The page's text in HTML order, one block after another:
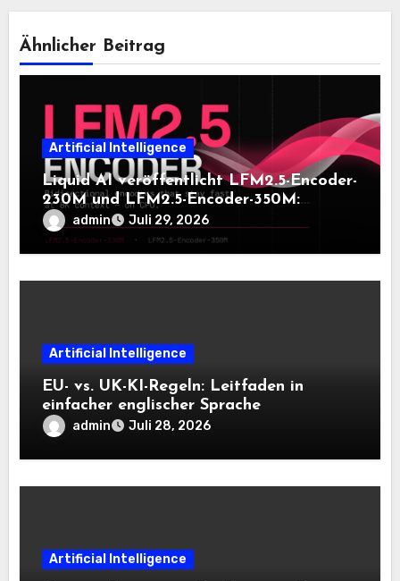
Ähnlicher Beitrag
Artificial Intelligence
Liquid AI veröffentlicht LFM2.5-Encoder-
230M und LFM2.5-Encoder-350M:
Bidirektionale Encoder, die bei 8K-
Kontext auf der CPU schnell bleiben
admin Juli 29, 2026
Artificial Intelligence
EU- vs. UK-KI-Regeln: Leitfaden in
einfacher englischer Sprache
admin Juli 28, 2026
Artificial Intelligence